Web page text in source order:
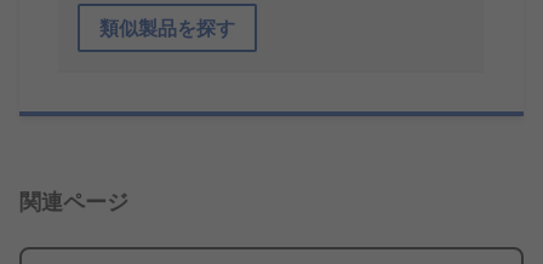
類似製品を探す
関連ページ